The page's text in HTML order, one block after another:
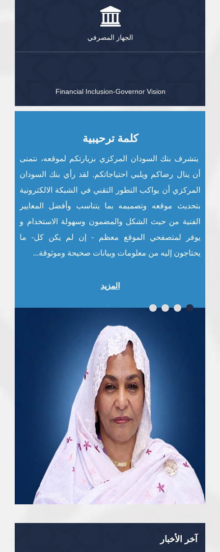
الجهاز المصرفي
Financial Inclusion-Governor Vision
كلمة ترحيبية
يتشرف بنك السودان المركزي بزيارتكم لموقعه، نتمنى
أن ينال رضاكم ويلبي احتياجاتكم. لقد رأي بنك السودان
المركزي أن يواكب التطور التقني في الشبكة الالكترونية
بتحديث موقعه وتصميمه بما يتناسب وأفضل المعايير
الفنية من حيث الشكل والمضمون وسهولة الاستخدام و
يوفر لمتصفحي الموقع معظم - إن لم يكن كل- ما
يحتاجون إليه من معلومات وبيانات صحيحة وموثوقة...
المزيد
آخر الأخبار